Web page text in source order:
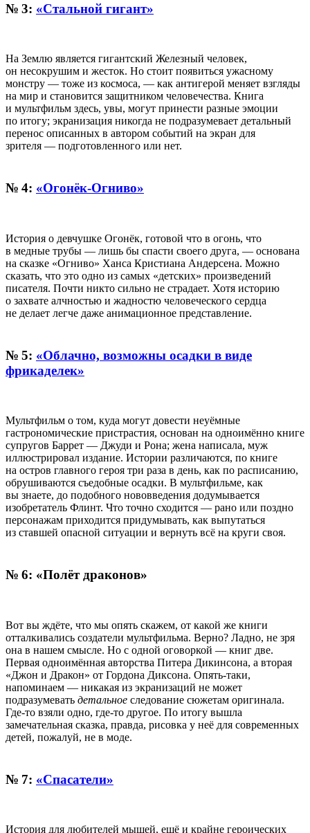
№ 3: «Стальной гигант»
На Землю является гигантский Железный человек,
он несокрушим и жесток. Но стоит появиться ужасному
монстру — тоже из космоса, — как антигерой меняет взгляды
на мир и становится защитником человечества. Книга
и мультфильм здесь, увы, могут принести разные эмоции
по итогу; экранизация никогда не подразумевает детальный
перенос описанных в автором событий на экран для
зрителя — подготовленного или нет.
№ 4: «Огонёк-Огниво»
История о девчушке Огонёк, готовой что в огонь, что
в медные трубы — лишь бы спасти своего друга, — основана
на сказке «Огниво» Ханса Кристиана Андерсена. Можно
сказать, что это одно из самых «детских» произведений
писателя. Почти никто сильно не страдает. Хотя историю
о захвате алчностью и жадностю человеческого сердца
не делает легче даже анимационное представление.
№ 5: «Облачно, возможны осадки в виде
фрикаделек»
Мультфильм о том, куда могут довести неуёмные
гастрономические пристрастия, основан на одноимённо книге
супругов Баррет — Джуди и Рона; жена написала, муж
иллюстрировал издание. Истории различаются, по книге
на остров главного героя три раза в день, как по расписанию,
обрушиваются съедобные осадки. В мультфильме, как
вы знаете, до подобного нововведения додумывается
изобретатель Флинт. Что точно сходится — рано или поздно
персонажам приходится придумывать, как выпутаться
из ставшей опасной ситуации и вернуть всё на круги своя.
№ 6: «Полёт драконов»
Вот вы ждёте, что мы опять скажем, от какой же книги
отталкивались создатели мультфильма. Верно? Ладно, не зря
она в нашем смысле. Но с одной оговоркой — книг две.
Первая одноимённая авторства Питера Дикинсона, а вторая
«Джон и Дракон» от Гордона Диксона. Опять-таки,
напоминаем — никакая из экранизаций не может
подразумевать детальное следование сюжетам оригинала.
Где-то взяли одно, где-то другое. По итогу вышла
замечательная сказка, правда, рисовка у неё для современных
детей, пожалуй, не в моде.
№ 7: «Спасатели»
История для любителей мышей, ещё и крайне героических